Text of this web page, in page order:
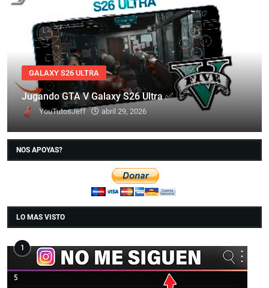
GALAXY S26 ULTRA
Jugando GTA V Galaxy S26 Ultra ✅
YouTutosJeff abril 29, 2026
NOS APOYAS?
LO MAS VISTO